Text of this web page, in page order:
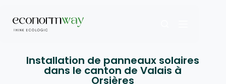
Installation de panneaux solaires
dans le canton de Valais à
Orsières